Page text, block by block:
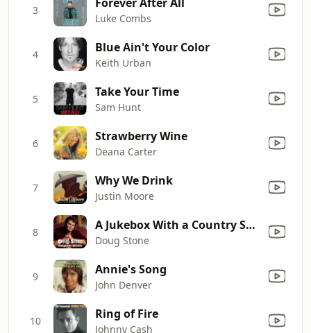
3
Luke Combs
4 Blue Ain't Your Color
Keith Urban
5 Take Your Time
Sam Hunt
6 Strawberry Wine
Deana Carter
7 Why We Drink
Justin Moore
8 A Jukebox With a Country Song
Doug Stone
9 Annie's Song
John Denver
10 Ring of Fire
Johnny Cash